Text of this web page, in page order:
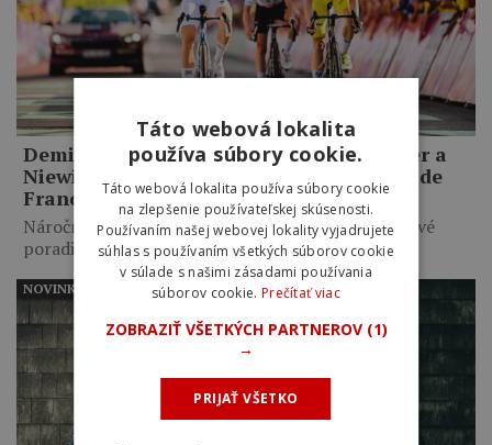
Demi Vollering porazila v šprinte Reusser a
Niewiadomu a vyhrala piatu etapu Tour de
France Femmes
Náročný kopcovitý profil výrazne premiešal celkové
poradie. Marlen Reusser si…
NOVINKY
Táto webová lokalita
používa súbory cookie.
Táto webová lokalita používa súbory cookie
na zlepšenie používateľskej skúsenosti.
Používaním našej webovej lokality vyjadrujete
súhlas s používaním všetkých súborov cookie
v súlade s našimi zásadami používania
súborov cookie. Prečítať viac
ZOBRAZIŤ VŠETKÝCH PARTNEROV (1)
→
PRIJAŤ VŠETKO